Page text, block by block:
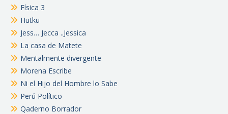
Física 3
Hutku
Jess… Jecca ..Jessica
La casa de Matete
Mentalmente divergente
Morena Escribe
Ni el Hijo del Hombre lo Sabe
Perú Político
Qaderno Borrador